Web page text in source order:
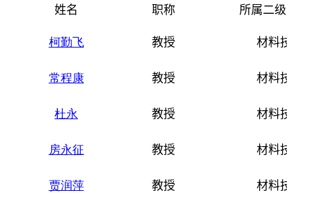
姓名 职称 所属二级学
柯勤飞 教授 材料技术
常程康 教授 材料技术
杜永 教授 材料技术
房永征 教授 材料技术
贾润萍 教授 材料技术